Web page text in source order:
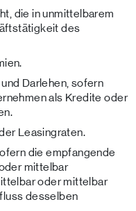
die in unmittelbarem
des
Darlehen, sofern
als Kredite oder
Leasingraten.
die empfangende
mittelbar
oder mittelbar
desselben